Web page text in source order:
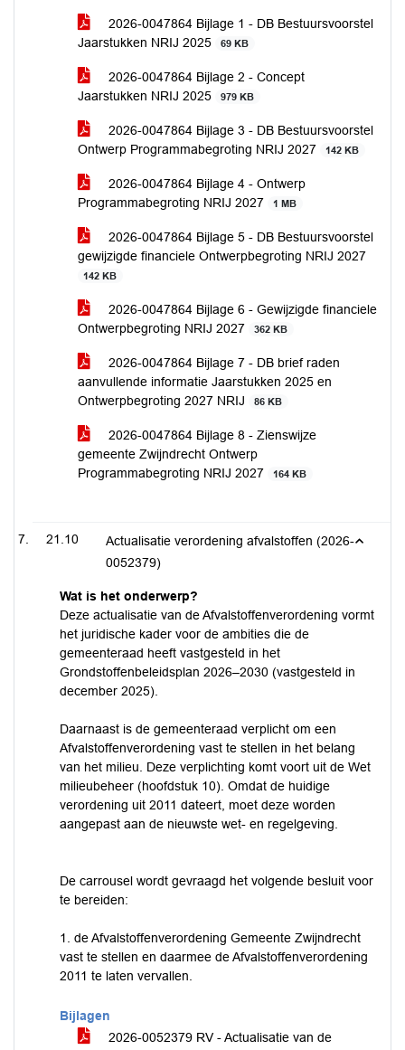
2026-0047864 Bijlage 1 - DB Bestuursvoorstel
Jaarstukken NRIJ 2025
69 KB
2026-0047864 Bijlage 2 - Concept
Jaarstukken NRIJ 2025
979 KB
2026-0047864 Bijlage 3 - DB Bestuursvoorstel
Ontwerp Programmabegroting NRIJ 2027
142 KB
2026-0047864 Bijlage 4 - Ontwerp
Programmabegroting NRIJ 2027
1 MB
2026-0047864 Bijlage 5 - DB Bestuursvoorstel
gewijzigde financiele Ontwerpbegroting NRIJ 2027
142 KB
2026-0047864 Bijlage 6 - Gewijzigde financiele
Ontwerpbegroting NRIJ 2027
362 KB
2026-0047864 Bijlage 7 - DB brief raden
aanvullende informatie Jaarstukken 2025 en
Ontwerpbegroting 2027 NRIJ
86 KB
2026-0047864 Bijlage 8 - Zienswijze
gemeente Zwijndrecht Ontwerp
Programmabegroting NRIJ 2027
164 KB
21.10
Actualisatie verordening afvalstoffen (2026-
0052379)
Wat is het onderwerp?
Deze actualisatie van de Afvalstoffenverordening vormt
het juridische kader voor de ambities die de
gemeenteraad heeft vastgesteld in het
Grondstoffenbeleidsplan 2026–2030 (vastgesteld in
december 2025).
Daarnaast is de gemeenteraad verplicht om een
Afvalstoffenverordening vast te stellen in het belang
van het milieu. Deze verplichting komt voort uit de Wet
milieubeheer (hoofdstuk 10). Omdat de huidige
verordening uit 2011 dateert, moet deze worden
aangepast aan de nieuwste wet- en regelgeving.
De carrousel wordt gevraagd het volgende besluit voor
te bereiden:
1. de Afvalstoffenverordening Gemeente Zwijndrecht
vast te stellen en daarmee de Afvalstoffenverordening
2011 te laten vervallen.
Bijlagen
2026-0052379 RV - Actualisatie van de